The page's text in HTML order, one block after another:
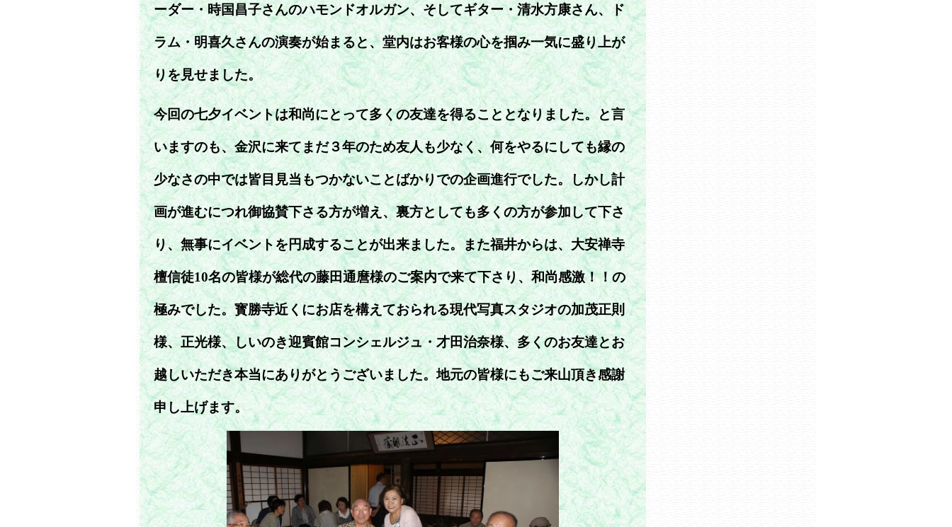
ーダー・時国昌子さんのハモンドオルガン、そしてギター・清水方康さん、ド
ラム・明喜久さんの演奏が始まると、堂内はお客様の心を掴み一気に盛り上が
りを見せました。
今回の七夕イベントは和尚にとって多くの友達を得ることとなりました。と言
いますのも、金沢に来てまだ３年のため友人も少なく、何をやるにしても縁の
少なさの中では皆目見当もつかないことばかりでの企画進行でした。しかし計
画が進むにつれ御協賛下さる方が増え、裏方としても多くの方が参加して下さ
り、無事にイベントを円成することが出来ました。また福井からは、大安禅寺
檀信徒10名の皆様が総代の藤田通麿様のご案内で来て下さり、和尚感激！！の
極みでした。寳勝寺近くにお店を構えておられる現代写真スタジオの加茂正則
様、正光様、しいのき迎賓館コンシェルジュ・才田治奈様、多くのお友達とお
越しいただき本当にありがとうございました。地元の皆様にもご来山頂き感謝
申し上げます。